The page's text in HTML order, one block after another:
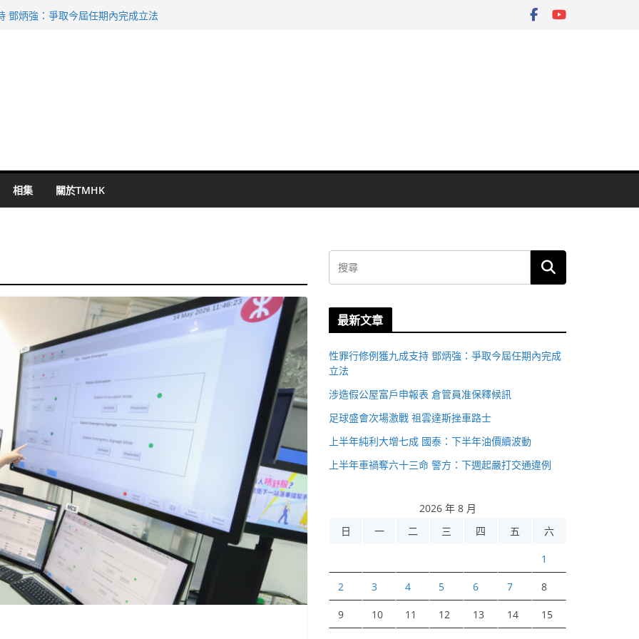
警方：下週起嚴打交通違例
鄧炳強：爭取今屆任期內完成立法
相集 關於TMHK
最新文章
性罪行修例獲九成支持 鄧炳強：爭取今屆任期內完成
立法
涉造假公屋富戶申報表 倉管員准保釋候訊
足球盛會次場激戰 祖雲達斯挫車路士
上半年純利大增七成 國泰：下半年油價續波動
上半年車禍奪六十三命 警方：下週起嚴打交通違例
2026 年 8 月
日
一 二 三 四 五 六
1
2 3 4 5 6 7 8
9 10 11 12 13 14 15